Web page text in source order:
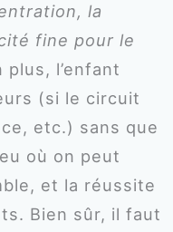
la
fine pour le
plus, l’enfant
(si le circuit
etc.) sans que
où on peut
et la réussite
Bien sûr, il faut